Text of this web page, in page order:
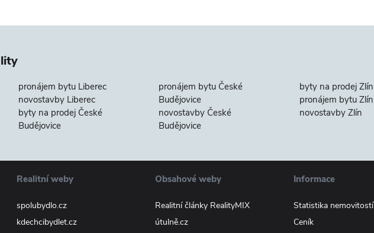
pronájem bytu Liberec
novostavby Liberec
byty na prodej České
Budějovice
pronájem bytu České
Budějovice
novostavby České
Budějovice
byty na prodej Zlín
pronájem bytu Zlín
novostavby Zlín
Realitní weby
spolubydlo.cz
kdechcibydlet.cz
Obsahové weby
Realitní články RealityMIX
útulně.cz
Informace
Statistika nemovitostí
Ceník